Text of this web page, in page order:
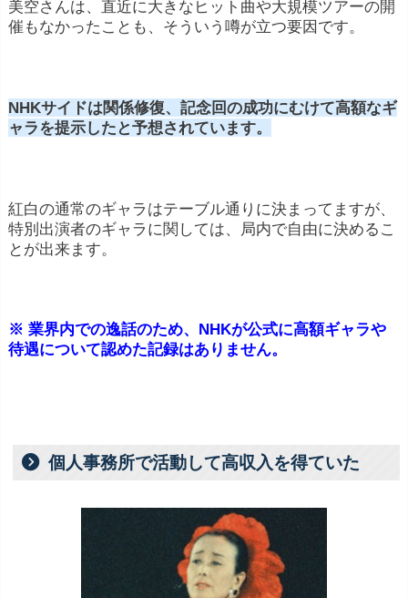
美空さんは、直近に大きなヒット曲や大規模ツアーの開
催もなかったことも、そういう噂が立つ要因です。
NHKサイドは関係修復、記念回の成功にむけて高額なギ
ャラを提示したと予想されています。
紅白の通常のギャラはテーブル通りに決まってますが、
特別出演者のギャラに関しては、局内で自由に決めるこ
とが出来ます。
※ 業界内での逸話のため、NHKが公式に高額ギャラや
待遇について認めた記録はありません。
個人事務所で活動して高収入を得ていた